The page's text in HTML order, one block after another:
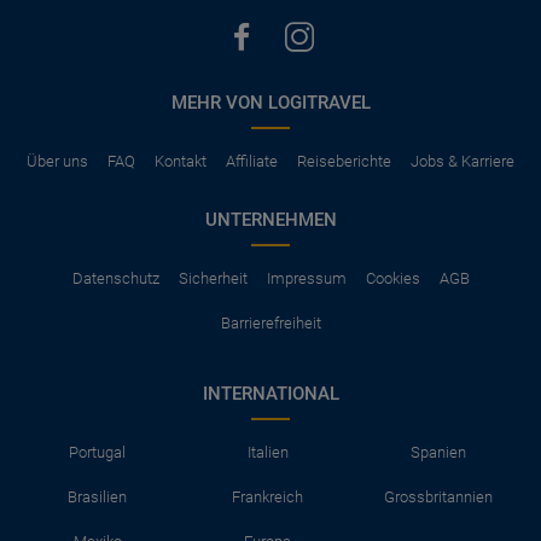
MEHR VON LOGITRAVEL
Über uns FAQ Kontakt Affiliate Reiseberichte Jobs & Karriere
UNTERNEHMEN
Datenschutz Sicherheit Impressum Cookies AGB
Barrierefreiheit
INTERNATIONAL
Portugal Italien Spanien
Brasilien Frankreich Grossbritannien